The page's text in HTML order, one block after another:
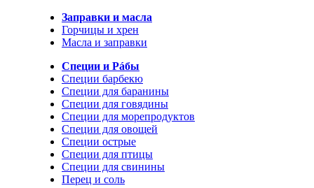
Заправки и масла
Горчицы и хрен
Масла и заправки
Специи и Рáбы
Специи барбекю
Специи для баранины
Специи для говядины
Специи для морепродуктов
Специи для овощей
Специи острые
Специи для птицы
Специи для свинины
Перец и соль